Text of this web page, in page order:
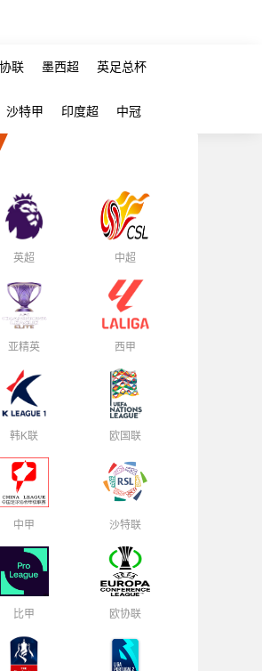
联 墨西超 英足总杯
沙特甲 印度超 中冠
英超 中超
亚精英 西甲
韩K联 欧国联
中甲 沙特联
比甲 欧协联